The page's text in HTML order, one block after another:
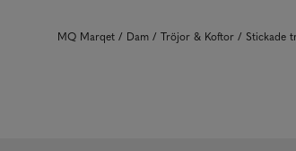
MQ Marqet Dam Tröjor & Koftor Stickade